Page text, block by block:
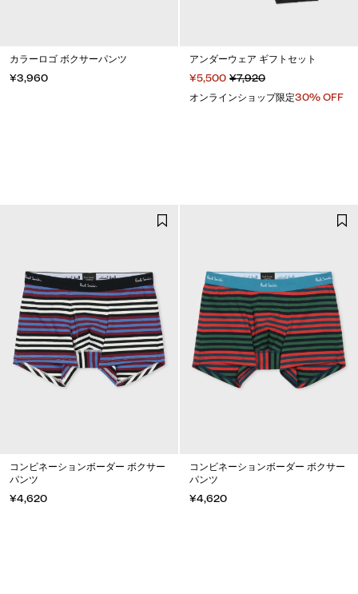
カラーロゴ ボクサーパンツ
¥3,960
アンダーウェア ギフトセット
¥5,500 ¥7,920
オンラインショップ限定30% OFF
コンビネーションボーダー ボクサー
パンツ
¥4,620
コンビネーションボーダー ボクサー
パンツ
¥4,620